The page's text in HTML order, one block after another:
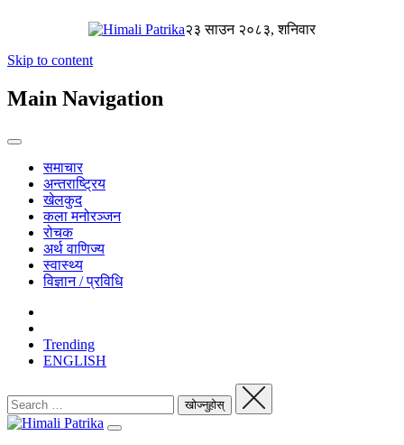
२३ साउन २०८३, शनिवार
Skip to content
Main Navigation
समाचार
अन्तराष्ट्रिय
खेलकुद
कला मनोरञ्जन
रोचक
अर्थ वाणिज्य
स्वास्थ्य
विज्ञान / प्रविधि
Trending
ENGLISH